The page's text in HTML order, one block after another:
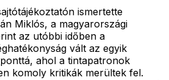
ismertette
Miklós, a magyarországi
az utóbbi időben a
vált az egyik
ahol a tintapatronok
komoly kritikák merültek fel.